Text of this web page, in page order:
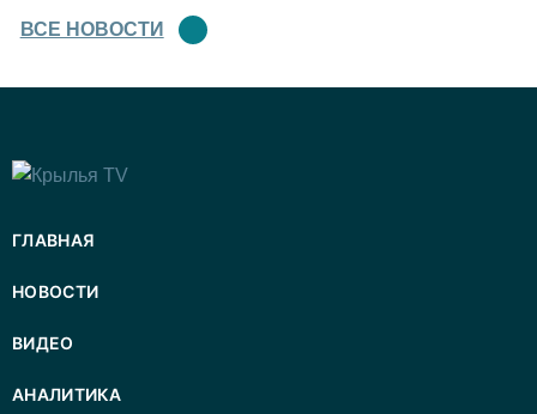
ВСЕ НОВОСТИ
ГЛАВНАЯ
НОВОСТИ
ВИДЕО
АНАЛИТИКА